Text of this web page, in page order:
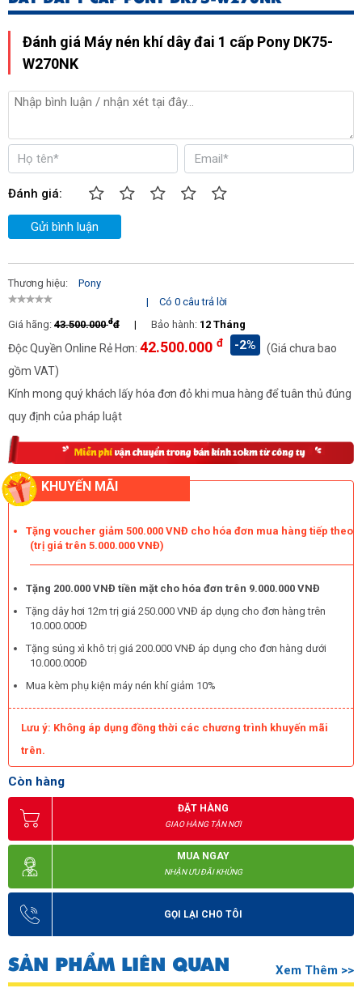
Đánh giá Máy nén khí dây đai 1 cấp Pony DK75-
W270NK
Đánh giá:
Gửi bình luận
Thương hiệu:
Pony
|
Có 0 câu trả lời
Giá hãng: 43.500.000đđ | Bảo hành: 12 Tháng
Độc Quyền Online Rẻ Hơn: 42.500.000 đ -2%
(Giá chưa bao
gồm VAT)
Kính mong quý khách lấy hóa đơn đỏ khi mua hàng để tuân thủ đúng
quy định của pháp luật
KHUYẾN MÃI
Tặng voucher giảm 500.000 VNĐ cho hóa đơn mua hàng tiếp theo
(trị giá trên 5.000.000 VNĐ)
Tặng 200.000 VNĐ tiền mặt cho hóa đơn trên 9.000.000 VNĐ
Tặng dây hơi 12m trị giá 250.000 VNĐ áp dụng cho đơn hàng trên
10.000.000Đ
Tặng súng xì khô trị giá 200.000 VNĐ áp dụng cho đơn hàng dưới
10.000.000Đ
Mua kèm phụ kiện máy nén khí giảm 10%
Lưu ý: Không áp dụng đồng thời các chương trình khuyến mãi
trên.
Còn hàng
ĐẶT HÀNG
GIAO HÀNG TẬN NƠI
MUA NGAY
NHẬN ƯU ĐÃI KHỦNG
GỌI LẠI CHO TÔI
SẢN PHẨM LIÊN QUAN Xem Thêm >>